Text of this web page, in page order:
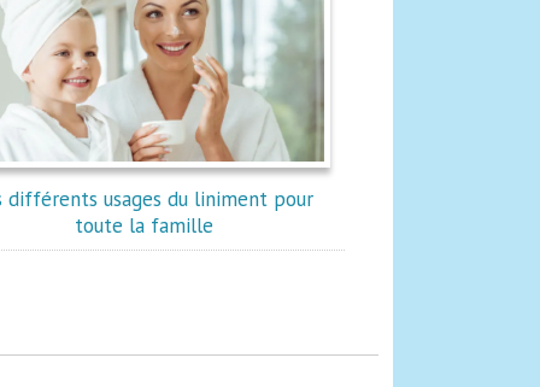
différents usages du liniment pour
toute la famille